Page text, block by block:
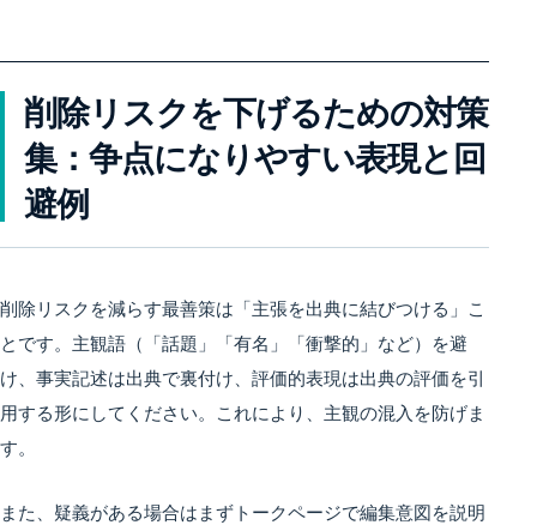
削除リスクを下げるための対策
集：争点になりやすい表現と回
避例
削除リスクを減らす最善策は「主張を出典に結びつける」こ
とです。主観語（「話題」「有名」「衝撃的」など）を避
け、事実記述は出典で裏付け、評価的表現は出典の評価を引
用する形にしてください。これにより、主観の混入を防げま
す。
また、疑義がある場合はまずトークページで編集意図を説明